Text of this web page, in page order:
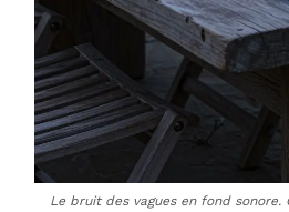
Le bruit des vagues en fond sonore.